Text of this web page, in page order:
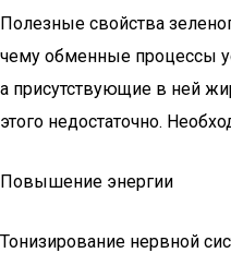
Полезные свойства
чему обменные процессы
а присутствующие в ней
этого недостаточно.
Повышение энергии
Тонизирование нервной